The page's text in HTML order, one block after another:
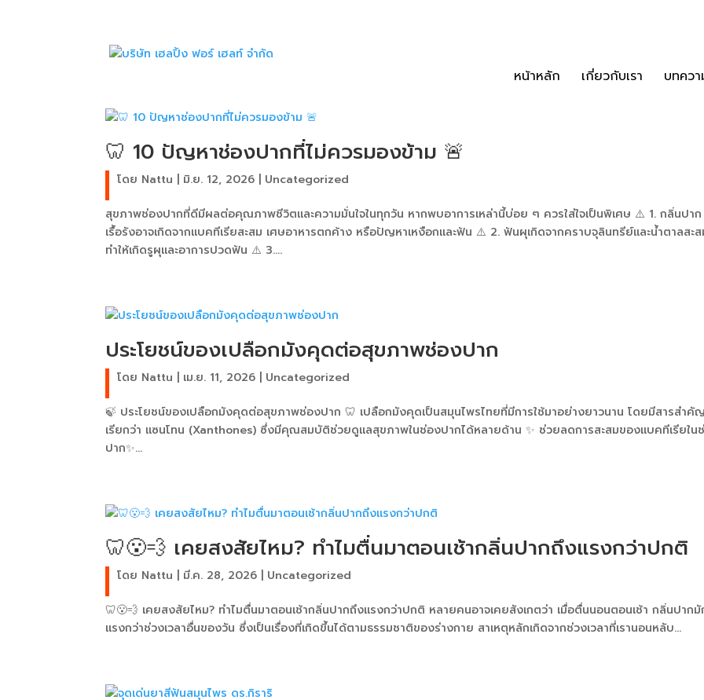
หน้าหลัก เกี่ยวกับเรา บทคว
🦷 10 ปัญหาช่องปากที่ไม่ควรมองข้าม 🚨
โดย Nattu มิ.ย. 12, 2026 Uncategorized
สุขภาพช่องปากที่ดีมีผลต่อคุณภาพชีวิตและความมั่นใจในทุกวัน หากพบอาการเหล่านี้บ่อย ๆ ควรใส่ใจเป็นพิเศษ ⚠️ 1. กลิ่นปาก
เรื้อรังอาจเกิดจากแบคทีเรียสะสม เศษอาหารตกค้าง หรือปัญหาเหงือกและฟัน ⚠️ 2. ฟันผุเกิดจากคราบจุลินทรีย์และน้ำตาลสะ
ทำให้เกิดรูผุและอาการปวดฟัน ⚠️ 3....
ประโยชน์ของเปลือกมังคุดต่อสุขภาพช่องปาก
โดย Nattu เม.ย. 11, 2026 Uncategorized
🍃 ประโยชน์ของเปลือกมังคุดต่อสุขภาพช่องปาก 🦷 เปลือกมังคุดเป็นสมุนไพรไทยที่มีการใช้มาอย่างยาวนาน โดยมีสารสำคั
เรียกว่า แซนโทน (Xanthones) ซึ่งมีคุณสมบัติช่วยดูแลสุขภาพในช่องปากได้หลายด้าน ✨ ช่วยลดการสะสมของแบคทีเรียใน
ปาก✨...
🦷😮‍💨 เคยสงสัยไหม? ทำไมตื่นมาตอนเช้ากลิ่นปากถึงแรงกว่าปกติ
โดย Nattu มี.ค. 28, 2026 Uncategorized
🦷😮‍💨 เคยสงสัยไหม? ทำไมตื่นมาตอนเช้ากลิ่นปากถึงแรงกว่าปกติ หลายคนอาจเคยสังเกตว่า เมื่อตื่นนอนตอนเช้า กลิ่นปาก
แรงกว่าช่วงเวลาอื่นของวัน ซึ่งเป็นเรื่องที่เกิดขึ้นได้ตามธรรมชาติของร่างกาย สาเหตุหลักเกิดจากช่วงเวลาที่เรานอนหลับ...